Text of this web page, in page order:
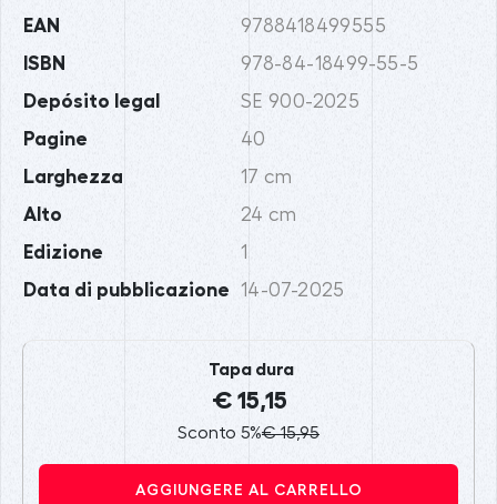
EAN 9788418499555
ISBN 978-84-18499-55-5
Depósito legal SE 900-2025
Pagine 40
Larghezza 17 cm
Alto 24 cm
Edizione 1
Data di pubblicazione 14-07-2025
Tapa dura
€ 15,15
Sconto 5%€ 15,95
AGGIUNGERE AL CARRELLO